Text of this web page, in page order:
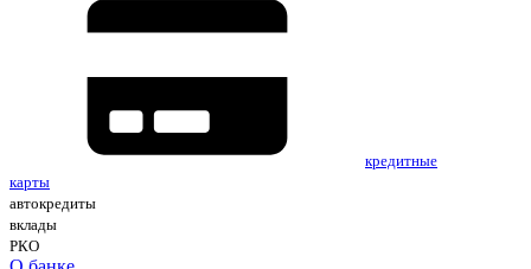
кредитные
карты
автокредиты
вклады
РКО